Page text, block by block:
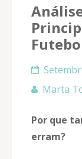
Marta
Por que
erram?